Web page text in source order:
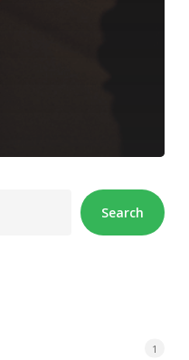
Search
1